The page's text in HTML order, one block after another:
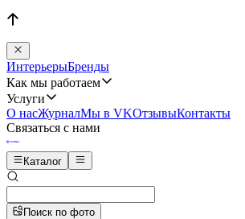
ИнтерьерыБренды
Как мы работаем
Услуги
О насЖурналМы в VKОтзывыКонтакты
Связаться с нами
Каталог
Поиск по фото